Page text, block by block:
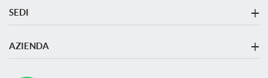
SEDI
AZIENDA